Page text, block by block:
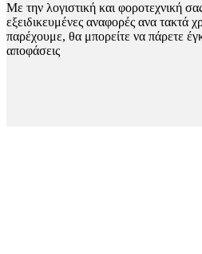
Με την λογιστική και φοροτεχνική
εξειδικευμένες αναφορές ανα τακτά
παρέχουμε, θα μπορείτε να πάρετε
αποφάσεις